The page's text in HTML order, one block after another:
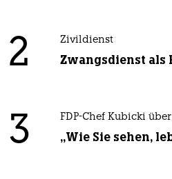
2 Zivildienst
Zwangsdienst als
3 FDP-Chef Kubicki
„Wie Sie sehen,